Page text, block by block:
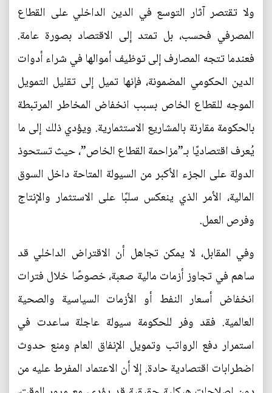
ولا تقتصر آثار التوسع في الدين الداخلي على القطاع
المصرفي فحسب، بل تمتد إلى الاقتصاد بصورة عامة.
فعندما تتجه المصارف إلى توظيف أموالها في شراء أدوات
الدين الحكومي المضمونة، فإنها تميل إلى تقليل التمويل
الموجه للقطاع الخاص بسبب انخفاض المخاطر المرتبطة
بالحكومة مقارنة بالمشاريع الاستثمارية. ويؤدي ذلك إلى ما
يُعرف اقتصاديًا بـ”مزاحمة القطاع الخاص”، حيث تستحوذ
الدولة على الجزء الأكبر من السيولة المتاحة داخل السوق
المالية، الأمر الذي ينعكس سلبًا على الاستثمار والإنتاج
وفرص العمل.
وفي المقابل، لا يمكن تجاهل أن الاقتراض الداخلي قد
ساهم في تجاوز أزمات مالية صعبة، خصوصًا خلال فترات
انخفاض أسعار النفط أو الأزمات السياسية والصحية
العالمية. فقد وفر للحكومة سيولة عاجلة ساعدت في
استمرار دفع الرواتب وتمويل الإنفاق العام ومنع حدوث
اضطرابات اقتصادية حادة. إلا أن الاعتماد المفرط عليه من